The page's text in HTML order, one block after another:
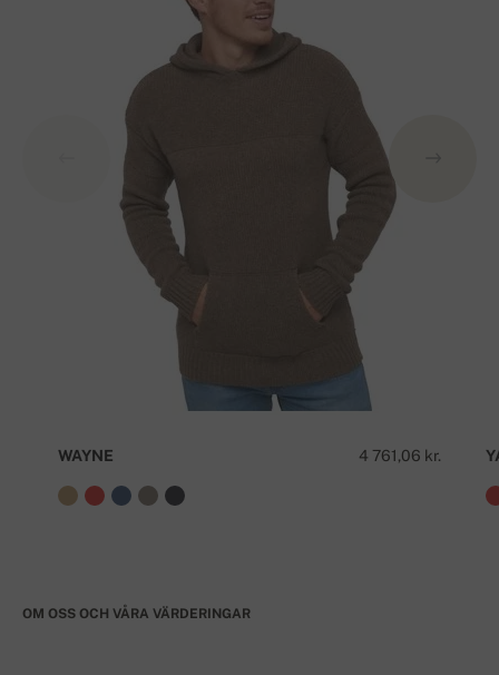
4 761,06 kr.
WAYNE
OM OSS OCH VÅRA VÄRDERINGAR